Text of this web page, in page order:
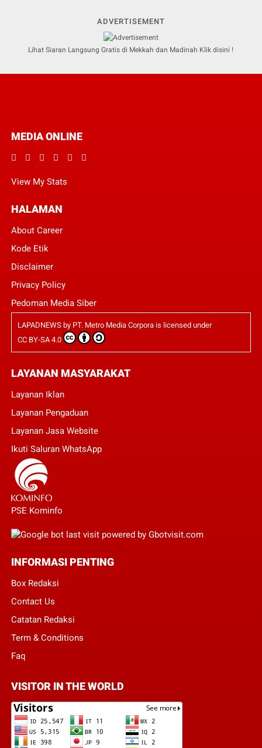
ADVERTISEMENT
Lihat Siaran Langsung Gratis di Mekkah dan Madinah Klik disini !
MEDIA ONLINE
View My Stats
HALAMAN
About Career
Kode Etik
Disclaimer
Privacy Policy
Pedoman Media Siber
LAPADNEWSby PT. Metro Media Corporais licensed under
CC BY-SA 4.0
LAYANAN MASYARAKAT
Layanan Iklan
Layanan Pengaduan
Layanan Jasa Website
Ikuti Saluran WhatsApp
PSE Kominfo
INFORMASI PENTING
Box Redaksi
Contact Us
Catatan Redaksi
Term & Conditions
Faq
VISITOR IN THE WORLD